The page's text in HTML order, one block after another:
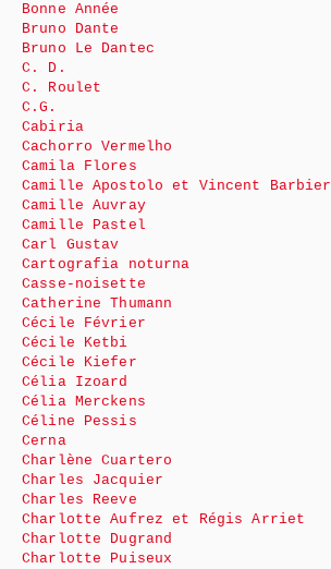
Bonne Année
Bruno Dante
Bruno Le Dantec
C. D.
C. Roulet
C.G.
Cabiria
Cachorro Vermelho
Camila Flores
Camille Apostolo et Vincent Barbier
Camille Auvray
Camille Pastel
Carl Gustav
Cartografia noturna
Casse-noisette
Catherine Thumann
Cécile Février
Cécile Ketbi
Cécile Kiefer
Célia Izoard
Célia Merckens
Céline Pessis
Cerna
Charlène Cuartero
Charles Jacquier
Charles Reeve
Charlotte Aufrez et Régis Arriet
Charlotte Dugrand
Charlotte Puiseux